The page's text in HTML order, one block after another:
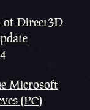
of Direct3D
Microsoft
(PC)